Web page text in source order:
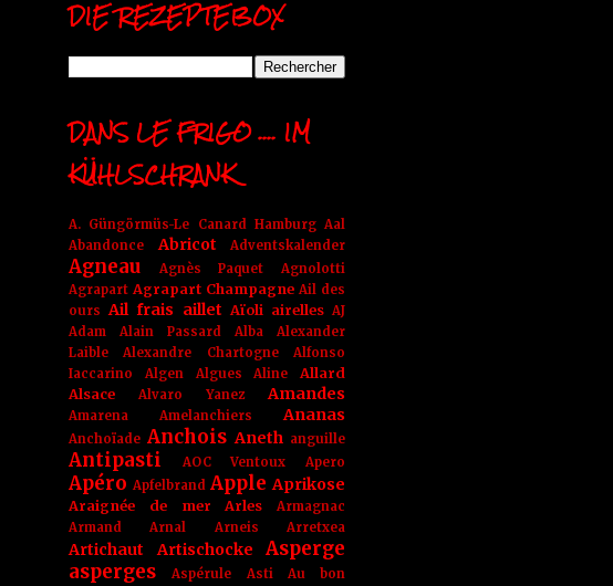
DIE REZEPTEBOX
DANS LE FRIGO .... IM
KÜHLSCHRANK
A. Güngörmüs-Le Canard Hamburg Aal
Abandonce
Abricot Adventskalender
Agneau Agnès Paquet
Agnolotti
Agrapart Agrapart Champagne Ail des
ours Ail frais aillet Aïoli airelles AJ
Adam
Alain Passard Alba
Alexander
Laible
Alexandre Chartogne
Alfonso
Iaccarino
Algen Algues Aline
Allard
Alsace
Alvaro Yanez Amandes
Amarena Amelanchiers Ananas
Anchoïade Anchois Aneth anguille
Antipasti AOC Ventoux Apero
Apéro Apfelbrand Apple Aprikose
Araignée de mer Arles
Armagnac
Armand Arnal
Arneis Arretxea
Artichaut Artischocke
Asperge
asperges
Aspérule Asti
Au bon